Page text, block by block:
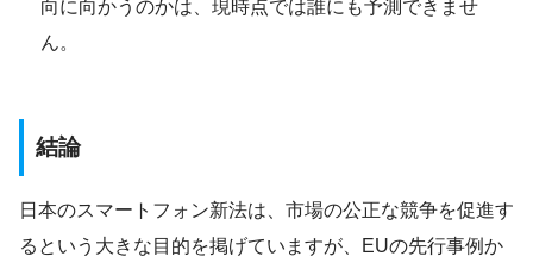
向に向かうのかは、現時点では誰にも予測できませ
ん。
結論
日本のスマートフォン新法は、市場の公正な競争を促進す
るという大きな目的を掲げていますが、EUの先行事例か